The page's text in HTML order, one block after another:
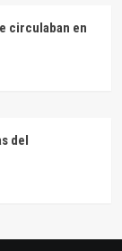
circulaban en
del